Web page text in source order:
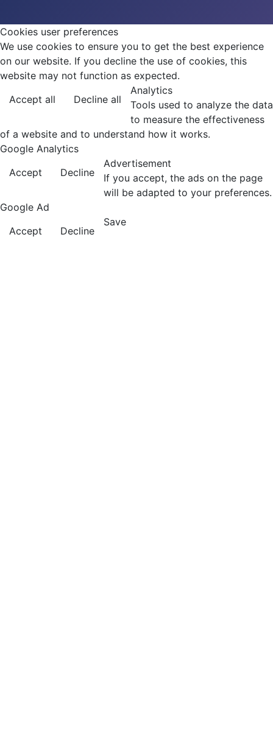
Cookies user preferences
We use cookies to ensure you to get the best experience
on our website. If you decline the use of cookies, this
website may not function as expected.
Accept all
Decline all
Analytics
Tools used to analyze the data
to measure the effectiveness
of a website and to understand how it works.
Google Analytics
Accept
Decline
Advertisement
If you accept, the ads on the page
will be adapted to your preferences.
Google Ad
Accept
Decline
Save